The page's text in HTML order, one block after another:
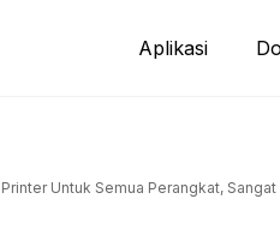
Aplikasi
Untuk Semua Perangkat, Sangat